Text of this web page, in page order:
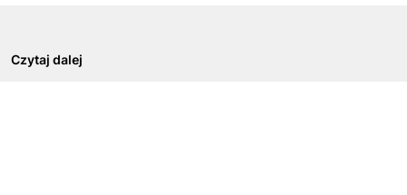
Czytaj dalej